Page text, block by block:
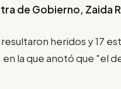
de Gobierno, Zaida
heridos y 17
la que anotó que "el